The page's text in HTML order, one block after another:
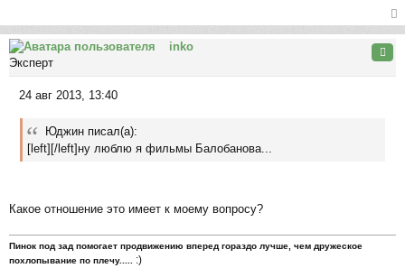
б
щ
е
н
и
ер
ну
ть
ся
inko
Эксперт
о
н
е
24 авг 2013, 13:40
Юджин писал(а):
[left][/left]ну люблю я фильмы Балобанова...
Какое отношение это имеет к моему вопросу?
Пинок под зад помогает продвижению вперед гораздо лучше, чем дружеское
похлопывание по плечу.....
:)